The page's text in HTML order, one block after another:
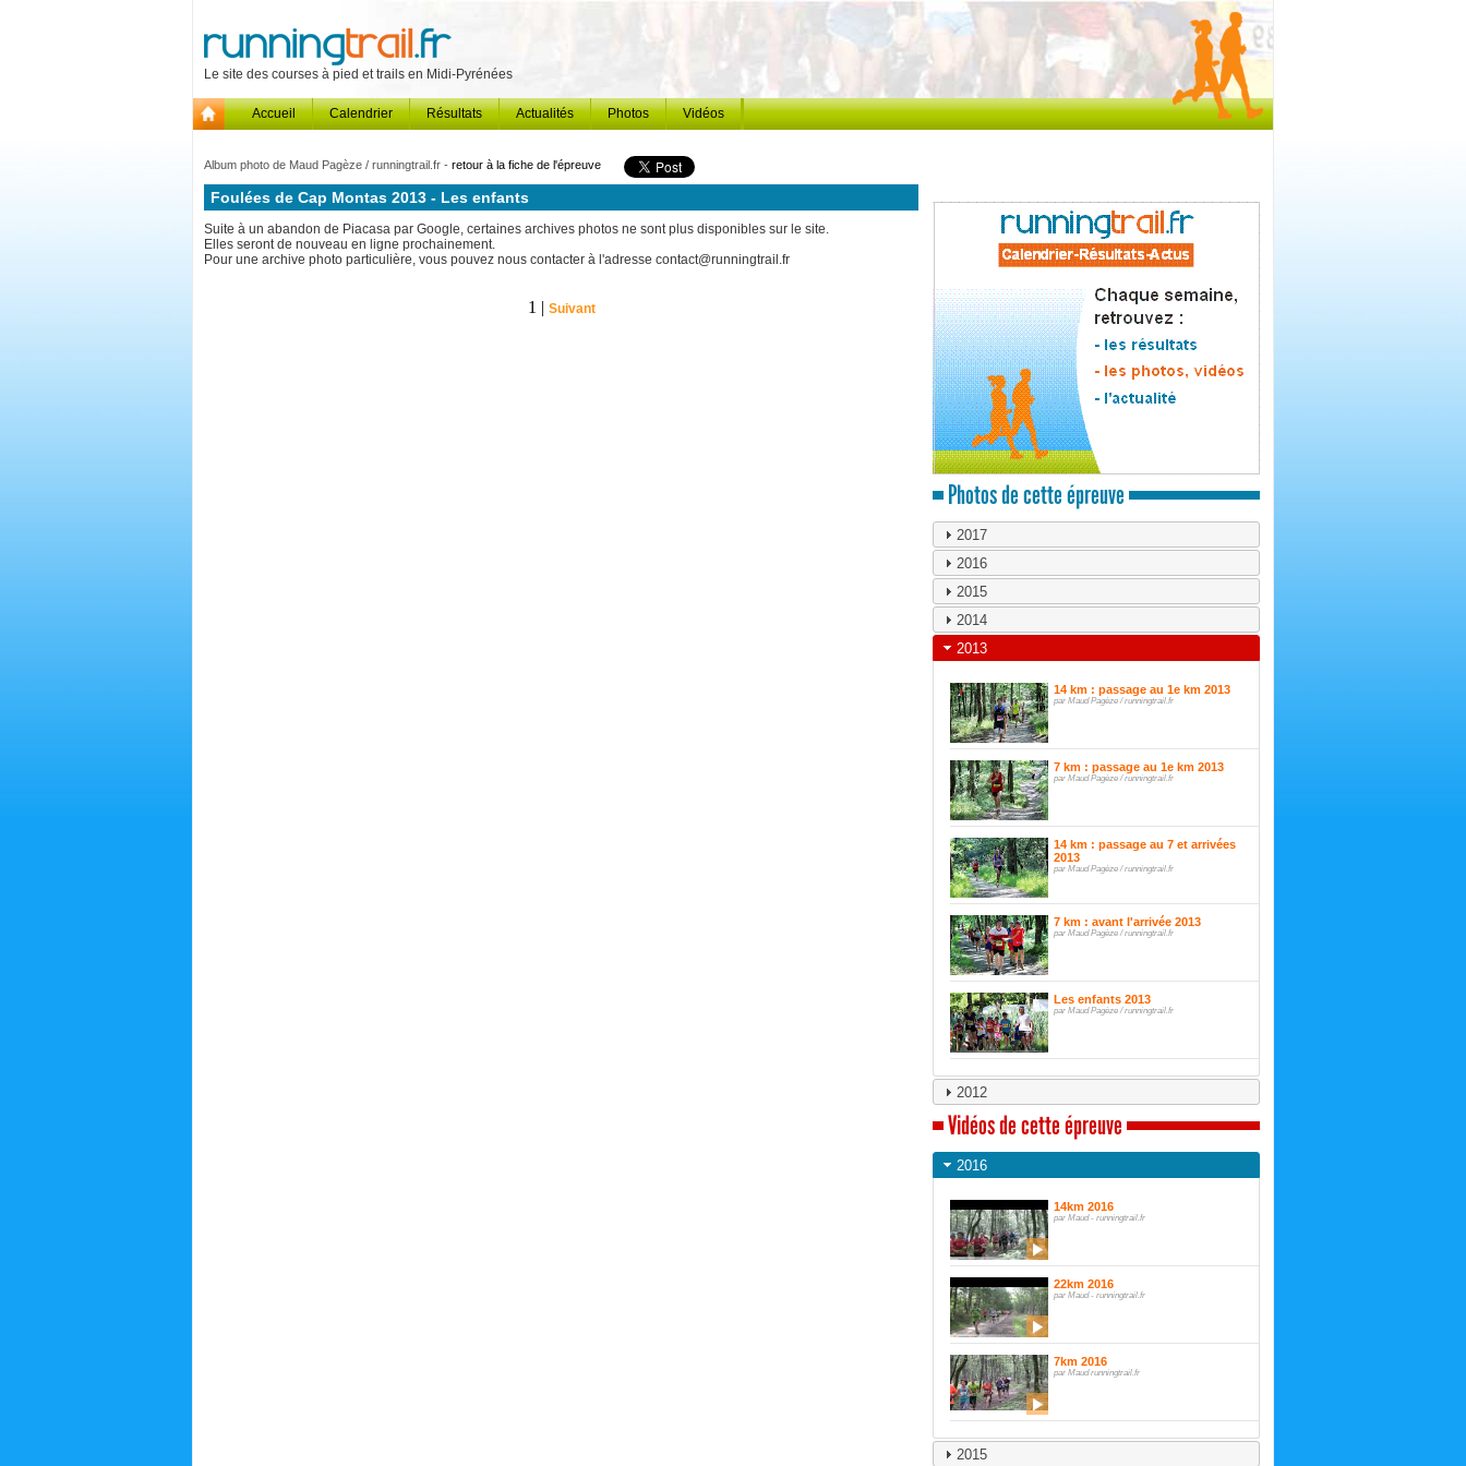
Le site des courses à pied et trails en Midi-Pyrénées
Accueil Calendrier Résultats Actualités Photos Vidéos
Album photo de Maud Pagèze / runningtrail.fr - retour à la fiche de l'épreuve
Foulées de Cap Montas 2013 - Les enfants
Suite à un abandon de Piacasa par Google, certaines archives photos ne sont plus disponibles sur le site.
Elles seront de nouveau en ligne prochainement.
Pour une archive photo particulière, vous pouvez nous contacter à l'adresse contact@runningtrail.fr
1 | Suivant
Photos de cette épreuve
2017
2016
2015
2014
2013
14 km : passage au 1e km 2013
par Maud Pagèze / runningtrail.fr
7 km : passage au 1e km 2013
par Maud Pagèze / runningtrail.fr
14 km : passage au 7 et arrivées
2013
par Maud Pagèze / runningtrail.fr
7 km : avant l'arrivée 2013
par Maud Pagèze / runningtrail.fr
Les enfants 2013
par Maud Pagèze / runningtrail.fr
2012
Vidéos de cette épreuve
2016
14km 2016
par Maud - runningtrail.fr
22km 2016
par Maud - runningtrail.fr
7km 2016
par Maud runningtrail.fr
2015